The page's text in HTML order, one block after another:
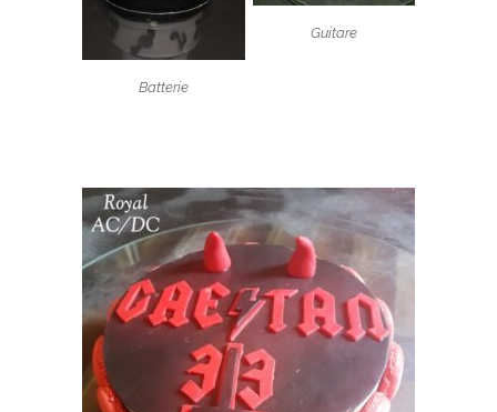
Batterie
Guitare